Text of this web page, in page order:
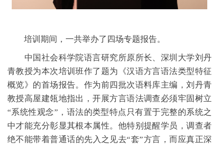
培训期间，一共举办了四场专题报告。
中国社会科学院语言研究所原所长、深圳大学刘丹
青教授为本次培训班作了题为《汉语方言语法类型特征
概览》的首场报告。作为前四批次语料库主编，刘丹青
教授高屋建瓴地指出，开展方言语法调查必须牢固树立
“系统性观念”，语法的类型特点只有置于完整的系统之
中才能充分彰显其根本属性。他特别提醒学员，调查者
绝不能带着普通话的先入之见去“套”方言，而应真正深